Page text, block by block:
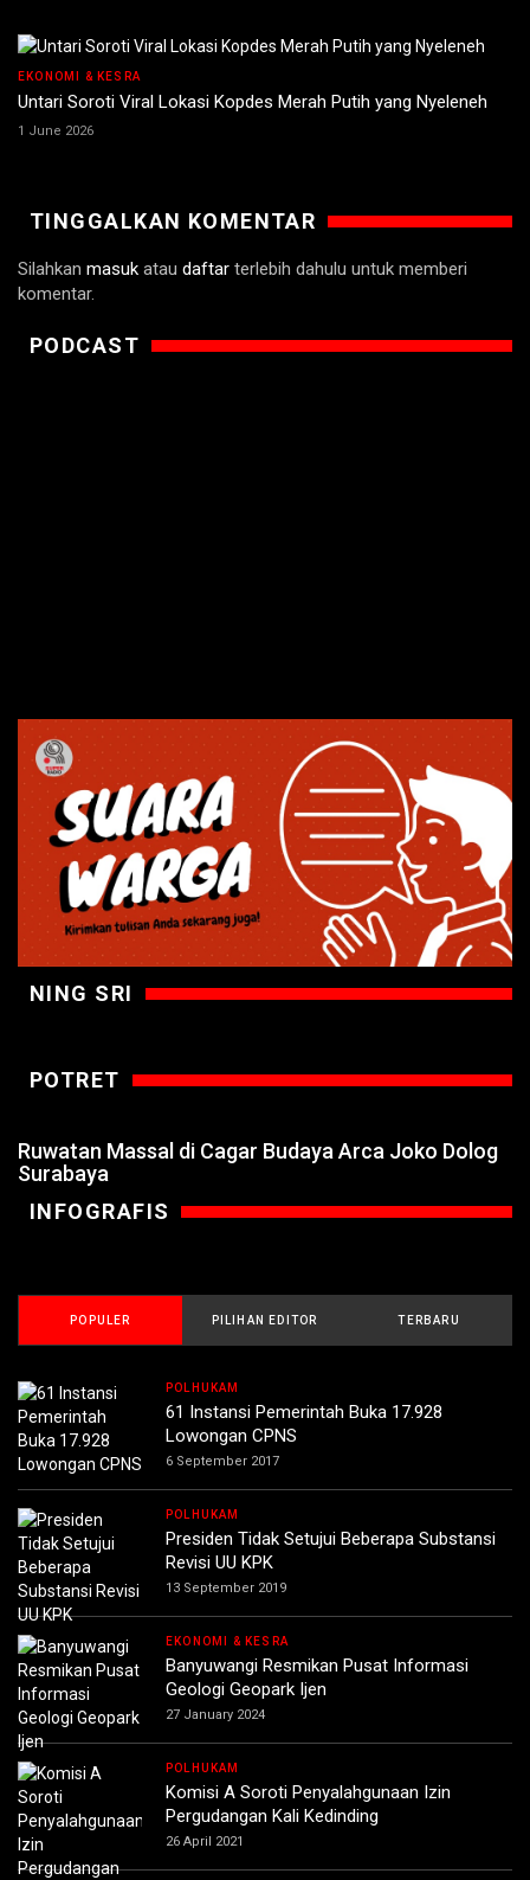
EKONOMI & KESRA
Untari Soroti Viral Lokasi Kopdes Merah Putih yang Nyeleneh
1 June 2026
TINGGALKAN KOMENTAR
Silahkan masuk atau daftar terlebih dahulu untuk memberi
komentar.
PODCAST
NING SRI
POTRET
Ruwatan Massal di Cagar Budaya Arca Joko Dolog
Surabaya
INFOGRAFIS
POPULER PILIHAN EDITOR TERBARU
POLHUKAM
61 Instansi Pemerintah Buka 17.928
Lowongan CPNS
6 September 2017
POLHUKAM
Presiden Tidak Setujui Beberapa Substansi
Revisi UU KPK
13 September 2019
EKONOMI & KESRA
Banyuwangi Resmikan Pusat Informasi
Geologi Geopark Ijen
27 January 2024
POLHUKAM
Komisi A Soroti Penyalahgunaan Izin
Pergudangan Kali Kedinding
26 April 2021